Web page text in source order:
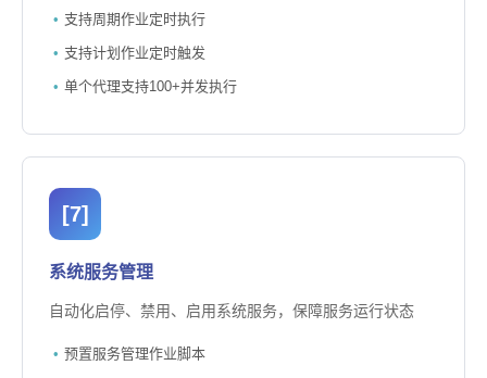
支持周期作业定时执行
支持计划作业定时触发
单个代理支持100+并发执行
[7]
系统服务管理
自动化启停、禁用、启用系统服务，保障服务运行状态
预置服务管理作业脚本